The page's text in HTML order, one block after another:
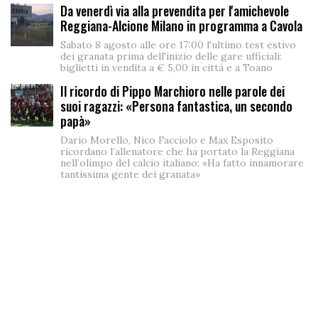
Da venerdì via alla prevendita per l'amichevole
Reggiana-Alcione Milano in programma a Cavola
Sabato 8 agosto alle ore 17:00 l'ultimo test estivo
dei granata prima dell'inizio delle gare ufficiali:
biglietti in vendita a € 5,00 in città e a Toano
Il ricordo di Pippo Marchioro nelle parole dei
suoi ragazzi: «Persona fantastica, un secondo
papà»
Dario Morello, Nico Facciolo e Max Esposito
ricordano l’allenatore che ha portato la Reggiana
nell’olimpo del calcio italiano: «Ha fatto innamorare
tantissima gente dei granata»